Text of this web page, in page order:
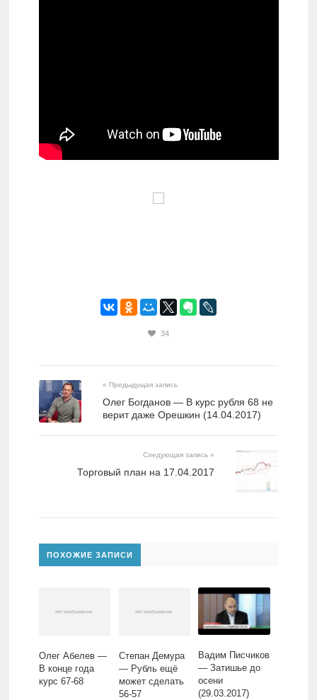
34
« Предыдущая запись
Олег Богданов — В курс рубля 68 не
верит даже Орешкин (14.04.2017)
Следующая запись »
Торговый план на 17.04.2017
ПОХОЖИЕ ЗАПИСИ
Олег Абелев —
В конце года
курс 67-68
Степан Демура
— Рубль ещё
может сделать
56-57
Вадим Писчиков
— Затишье до
осени
(29.03.2017)